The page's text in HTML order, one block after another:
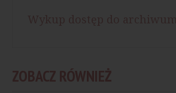
ZOBACZ RÓWNIEŻ